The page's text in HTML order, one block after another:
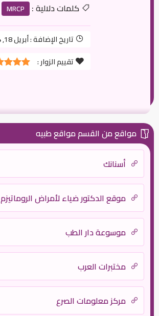
كلمات دلالية :
MRCP
تاريخ الإضافة :أبريل 18, 2024
تقييم الزوار :
مواقع من القسم مواقع طبيه
أسنانك
موقع الدكتور ضياء لأمراض الروماتيزم
موسوعة دار الطب
مختبرات العرب
مركز معلومات الصرع